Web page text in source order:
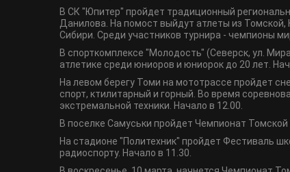
В СК "Юпитер" пройдет традиционный
Данилова. На помост выйдут атлеты из Томской,
Сибири. Среди участников турнира - чемпионы
В спорткомплексе "Молодость" (Северск, ул.
атлетике среди юниоров и юниорок до 20 лет.
На левом берегу Томи на мототрассе пройдет
спорт, ктилитарный и горный. Во время
экстремальной техники. Начало в 12.00.
В поселке Самуськи пройдет Чемпионат
На стадионе "Политехник" пройдет Фестиваль
радиоспорту. Начало в 11.30.